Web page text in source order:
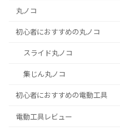
丸ノコ
初心者におすすめの丸ノコ
スライド丸ノコ
集じん丸ノコ
初心者におすすめの電動工具
電動工具レビュー